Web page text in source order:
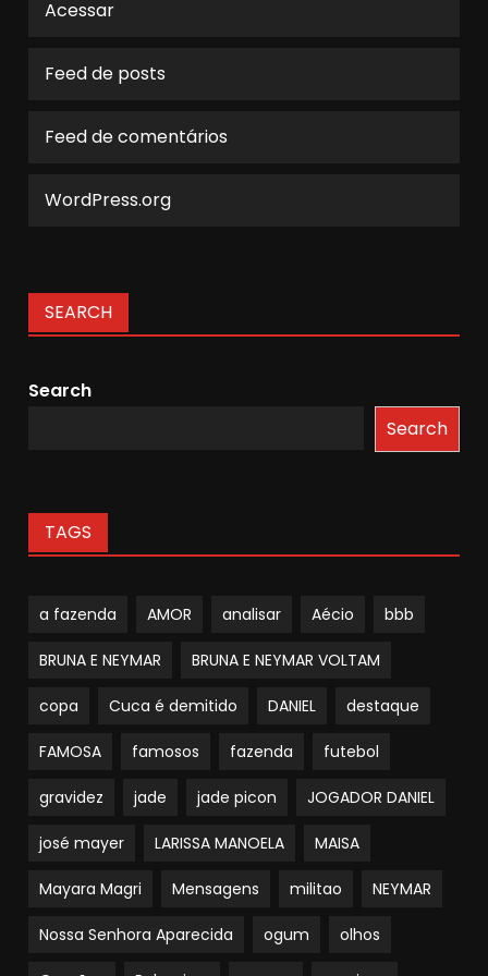
Acessar
Feed de posts
Feed de comentários
WordPress.org
SEARCH
Search
Search
TAGS
a fazenda AMOR analisar Aécio bbb
BRUNA E NEYMAR BRUNA E NEYMAR VOLTAM
copa Cuca é demitido DANIEL destaque
FAMOSA famosos fazenda futebol
gravidez jade jade picon JOGADOR DANIEL
josé mayer LARISSA MANOELA MAISA
Mayara Magri Mensagens militao NEYMAR
Nossa Senhora Aparecida ogum olhos